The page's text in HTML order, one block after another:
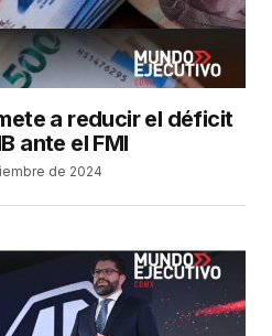
a reducir el déficit
ante el FMI
de 2024